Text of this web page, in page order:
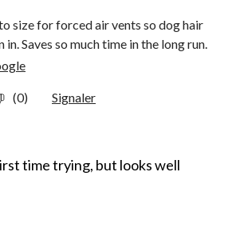
size for forced air vents so dog hair
Saves so much time in the long run.
(0) Signaler
time trying, but looks well